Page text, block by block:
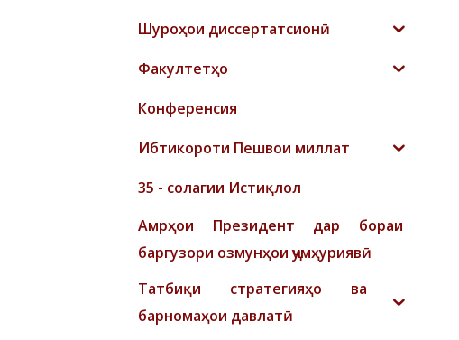
Шyроҳои диссертатсионӣ
Факултетҳо
Конференсия
Ибтикороти Пешвои миллат
35 - солагии Истиқлол
Амрҳои Президент дар бораи
баргузори озмунҳои ҷумҳуриявӣ
Татбиқи стратегияҳо ва
барномаҳои давлатӣ